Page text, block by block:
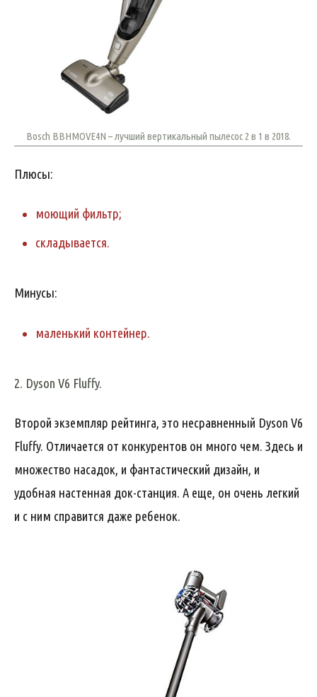
Bosch BBHMOVE4N – лучший вертикальный пылесос 2 в 1 в 2018.
Плюсы:
моющий фильтр;
складывается.
Минусы:
маленький контейнер.
2. Dyson V6 Fluffy.
Второй экземпляр рейтинга, это несравненный Dyson V6
Fluffy. Отличается от конкурентов он много чем. Здесь и
множество насадок, и фантастический дизайн, и
удобная настенная док-станция. А еще, он очень легкий
и с ним справится даже ребенок.